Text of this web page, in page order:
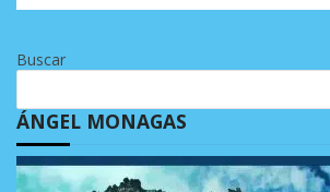
Buscar
ÁNGEL MONAGAS